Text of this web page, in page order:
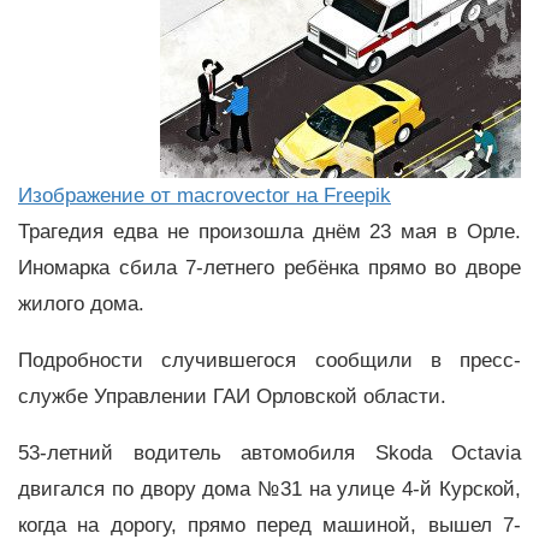
Изображение от macrovector на Freepik
Трагедия едва не произошла днём 23 мая в Орле.
Иномарка сбила 7-летнего ребёнка прямо во дворе
жилого дома.
Подробности случившегося сообщили в пресс-
службе Управлении ГАИ Орловской области.
53-летний водитель автомобиля Skoda Octavia
двигался по двору дома №31 на улице 4-й Курской,
когда на дорогу, прямо перед машиной, вышел 7-